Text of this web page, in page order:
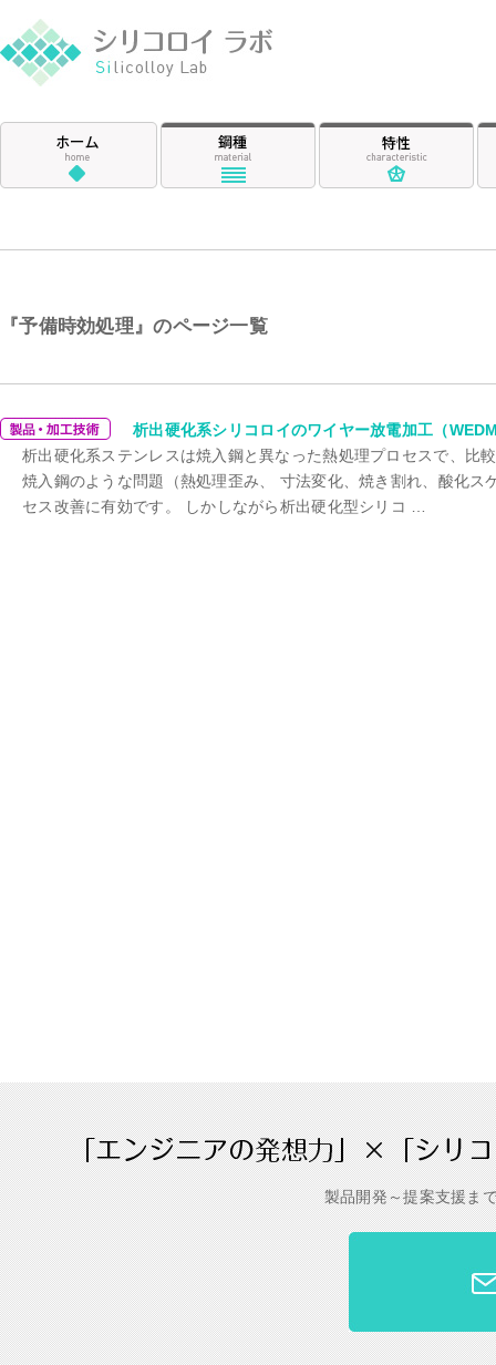
『予備時効処理』のページ一覧
予備時効処理
析出硬化系シリコロイのワイヤー放電加工（
析出硬化系ステンレスは焼入鋼と異なった熱処理プロセスで、比
焼入鋼のような問題（熱処理歪み、 寸法変化、焼き割れ、酸化ス
セス改善に有効です。 しかしながら析出硬化型シリコ …
製品開発～提案支援ま